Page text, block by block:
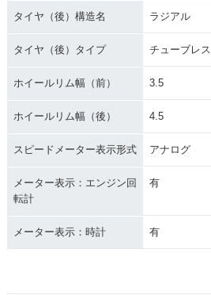
タイヤ（後）構造名 ラジアル
タイヤ（後）タイプ チューブレス
ホイールリム幅（前） 3.5
ホイールリム幅（後） 4.5
スピードメーター表示形式 アナログ
メーター表示：エンジン回
転計
有
メーター表示：時計 有